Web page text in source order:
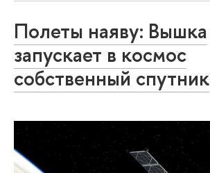
Полеты наяву: Вышка
запускает в космос
собственный спутник